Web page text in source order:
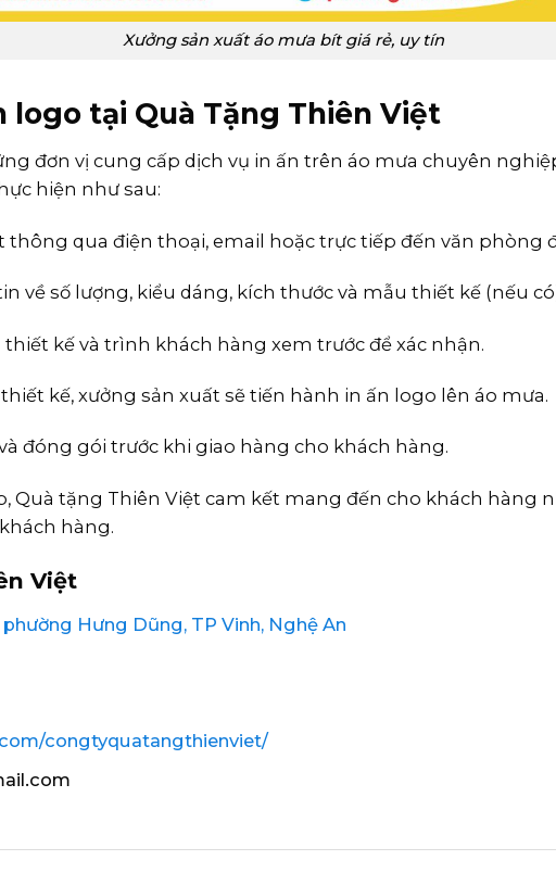
Xưởng sản xuất áo mưa bít giá rẻ, uy tín
tại Quà Tặng Thiên Việt
đơn vị cung cấp dịch vụ in ấn trên áo mưa chuyên
hiện như sau:
thông qua điện thoại, email hoặc trực tiếp đến văn phòng
về số lượng, kiểu dáng, kích thước và mẫu thiết kế (nếu
kế và trình khách hàng xem trước để xác nhận.
kế, xưởng sản xuất sẽ tiến hành in ấn logo lên áo mưa.
đóng gói trước khi giao hàng cho khách hàng.
Quà tặng Thiên Việt cam kết mang đến cho khách hàng
hàng.
Việt
Hưng Dũng, TP Vinh, Nghệ An
congtyquatangthienviet/